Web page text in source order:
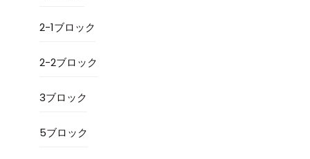
2-1ブロック
2-2ブロック
3ブロック
5ブロック